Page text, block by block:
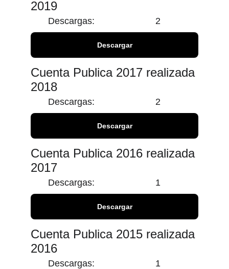
2019
Descargas:
Descargar
2
Cuenta Publica 2017 realizada
2018
Descargas:
Descargar
2
Cuenta Publica 2016 realizada
2017
Descargas:
Descargar
1
Cuenta Publica 2015 realizada
2016
Descargas: 1